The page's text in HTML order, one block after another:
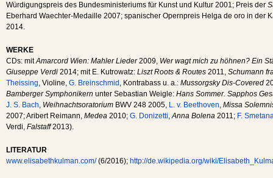
Würdigungspreis des Bundesministeriums für Kunst und Kultur 2001; Preis der
Eberhard Waechter-Medaille 2007; spanischer Opernpreis Helga de oro in der
2014.
WERKE
CDs: mitAmarcord Wien: Mahler Lieder2009, Wer wagt mich zu höhnen? Ein
Giuseppe Verdi 2014; mit E. Kutrowatz: Liszt Roots & Routes 2011, Schumann
Theissing, Violine, G. Breinschmid , Kontrabass u. a.: Mussorgsky Dis-Covered
Bamberger Symphonikern unter Sebastian Weigle: Hans Sommer. Sapphos
J. S. Bach, Weihnachtsoratorium BWV 248 2005, L. v. Beethoven, Missa
2007; Aribert Reimann, Medea 2010; G. Donizetti,Anna Bolena 2011; F.
Verdi, Falstaff2013).
LITERATUR
www.elisabethkulman.com/(6/2016); http://de.wikipedia.org/wiki/